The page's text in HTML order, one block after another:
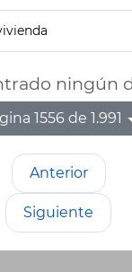
ningún
1556 de 1.991
Anterior
Siguiente